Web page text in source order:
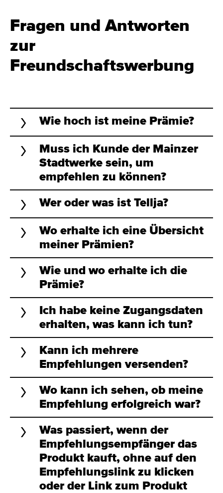
Fragen und Antworten
zur
Freundschaftswerbung
Wie hoch ist meine Prämie?
Muss ich Kunde der Mainzer
Stadtwerke sein, um
empfehlen zu können?
Wer oder was ist Tellja?
Wo erhalte ich eine Übersicht
meiner Prämien?
Wie und wo erhalte ich die
Prämie?
Ich habe keine Zugangsdaten
erhalten, was kann ich tun?
Kann ich mehrere
Empfehlungen versenden?
Wo kann ich sehen, ob meine
Empfehlung erfolgreich war?
Was passiert, wenn der
Empfehlungsempfänger das
Produkt kauft, ohne auf den
Empfehlungslink zu klicken
oder der Link zum Produkt